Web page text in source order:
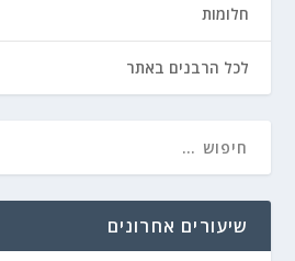
חלומות
לכל הרבנים באתר
שיעורים אחרונים